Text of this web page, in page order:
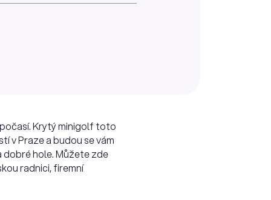
Krytý minigolf toto
v Praze a budou se vám
dobré hole. Můžete zde
radnici, firemní